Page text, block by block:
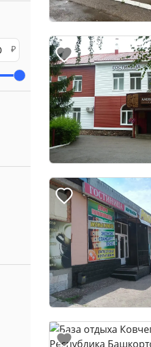
₽